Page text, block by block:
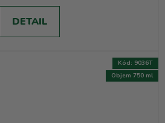
DETAIL
Objem 750 ml
Kód: 9036T